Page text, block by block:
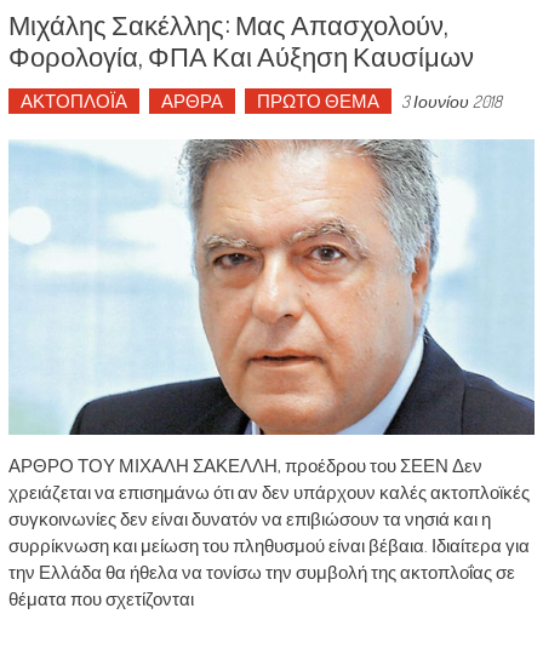
Μιχάλης Σακέλλης: Μας Απασχολούν,
Φορολογία, ΦΠΑ Και Αύξηση Καυσίμων
ΑΚΤΟΠΛΟΪΑ ΑΡΘΡΑ ΠΡΩΤΟ ΘΕΜΑ 3 Ιουνίου 2018
ΑΡΘΡΟ ΤΟΥ ΜΙΧΑΛΗ ΣΑΚΕΛΛΗ, προέδρου του ΣΕΕΝ Δεν
χρειάζεται να επισημάνω ότι αν δεν υπάρχουν καλές ακτοπλοϊκές
συγκοινωνίες δεν είναι δυνατόν να επιβιώσουν τα νησιά και η
συρρίκνωση και μείωση του πληθυσμού είναι βέβαια. Ιδιαίτερα για
την Ελλάδα θα ήθελα να τονίσω την συμβολή της ακτοπλοΐας σε
θέματα που σχετίζονται